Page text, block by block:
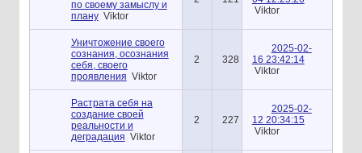
по своему замыслу и
плану Viktor
Viktor
Уничтожение своего
сознания, осознания
себя, своего
проявления Viktor
2 328
2025-02-
16 23:42:14
Viktor
Растрата себя на
создание своей
реальности и
деградация Viktor
2 227
2025-02-
12 20:34:15
Viktor